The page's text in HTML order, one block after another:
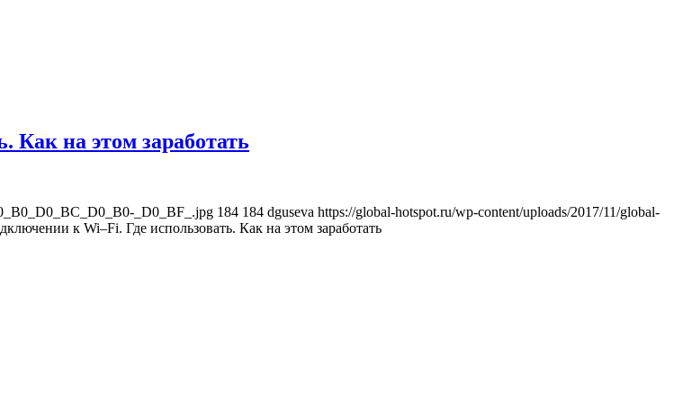
Как на этом заработать
_D0_BF_.jpg 184 184 dguseva https://global-hotspot.ru/wp-content/uploads/2017/11/global-
к Wi–Fi. Где использовать. Как на этом заработать